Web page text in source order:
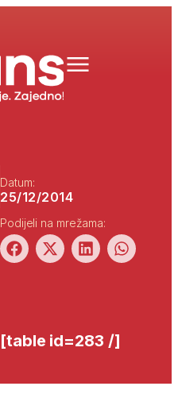
Datum:
25/12/2014
Podijeli na mrežama:
[table id=283 /]